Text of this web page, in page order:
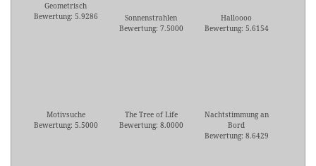
Geometrisch
Bewertung: 5.9286
Sonnenstrahlen
Bewertung: 7.5000
Halloooo
Bewertung: 5.6154
Motivsuche
Bewertung: 5.5000
The Tree of Life
Bewertung: 8.0000
Nachtstimmung an
Bord
Bewertung: 8.6429